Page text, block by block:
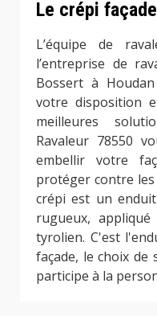
Le crépi façade
L’équipe de
l’entreprise de
Bossert à
votre disposition
meilleures
Ravaleur 78550
embellir votre
protéger contre
crépi est un
rugueux,
tyrolien. C'est
façade, le choix de
participe à la